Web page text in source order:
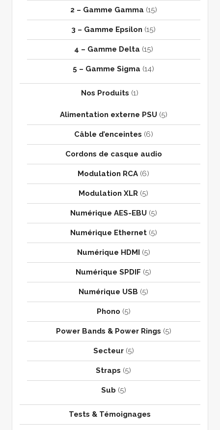
2 – Gamme Gamma (15)
3 – Gamme Epsilon (15)
4 – Gamme Delta (15)
5 – Gamme Sigma (14)
Nos Produits (1)
Alimentation externe PSU (5)
Câble d’enceintes (6)
Cordons de casque audio
Modulation RCA (6)
Modulation XLR (5)
Numérique AES-EBU (5)
Numérique Ethernet(5)
Numérique HDMI (5)
Numérique SPDIF (5)
Numérique USB (5)
Phono (5)
Power Bands & Power Rings (5)
Secteur(5)
Straps (5)
Sub (5)
Tests & Témoignages